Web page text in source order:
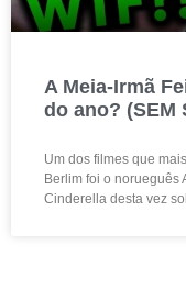
A Meia-Irmã
do ano? (SEM
Um dos filmes que
Berlim foi o norueguês
Cinderella desta vez